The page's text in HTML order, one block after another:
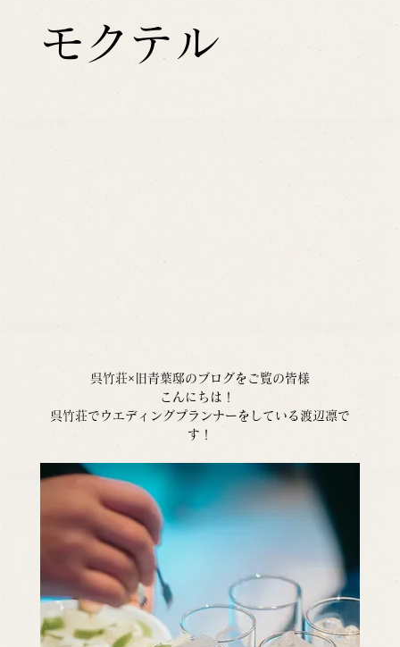
モクテル
呉竹荘×旧青葉邸のブログをご覧の皆様
こんにちは！
呉竹荘でウエディングプランナーをしている渡辺凛で
す！